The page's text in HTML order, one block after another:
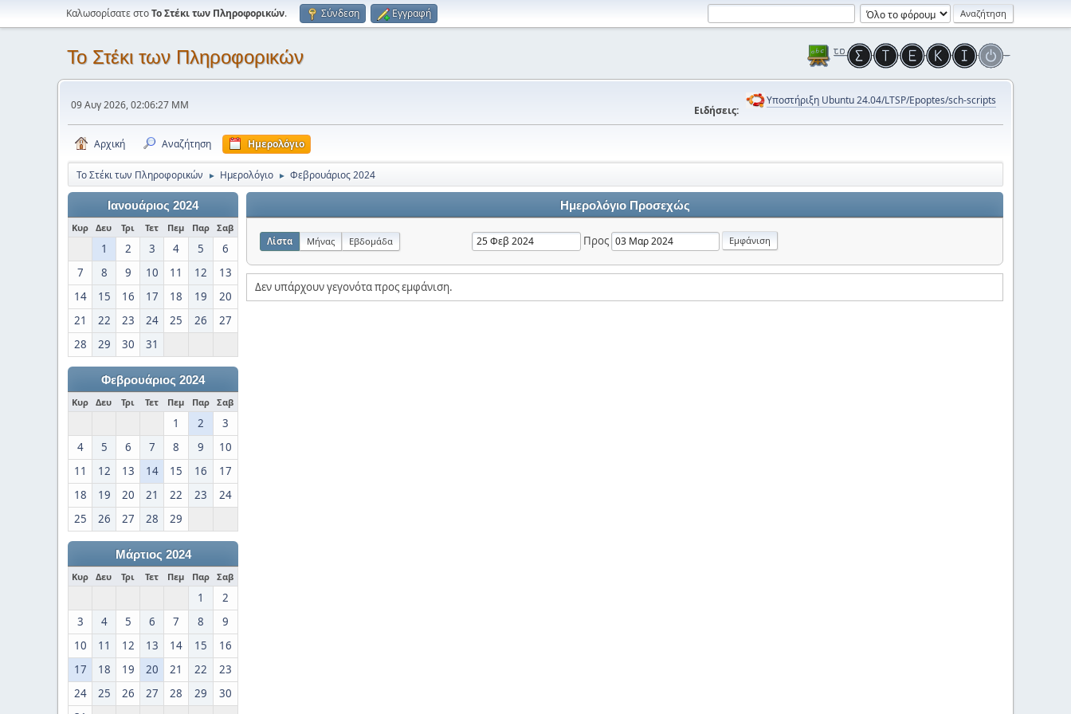
Καλωσορίσατε στοΤο Στέκι των Πληροφορικών. Σύνδεση Εγγραφή
Το Στέκι των Πληροφορικών
09 Αυγ 2026, 02:06:27 ΜΜ Ειδήσεις:
Υποστήριξη Ubuntu 24.04/LTSP/Epoptes/sch-scripts
Αρχική Αναζήτηση Ημερολόγιο
Το Στέκι των Πληροφορικών ► Ημερολόγιο ► Φεβρουάριος 2024
Ιανουάριος 2024
Κυρ Δευ Τρι Τετ Πεμ Παρ Σαβ
1 2 3 4 5
6
7
8 9 10 11 12
13
14
15 16 17 18 19
20
21
22 23 24 25 26
27
28
29 30 31
Φεβρουάριος 2024
Κυρ Δευ Τρι Τετ Πεμ Παρ Σαβ
1 2
3
4
5 6 7 8 9
10
11
12 13 14 15 16
17
18
19 20 21 22 23
24
25
26 27 28 29
Μάρτιος 2024
Κυρ Δευ Τρι Τετ Πεμ Παρ Σαβ
1
2
3
4 5 6 7 8
9
10
11 12 13 14 15
16
17
18 19 20 21 22
23
24
25 26 27 28 29
30
Ημερολόγιο Προσεχώς
Λίστα Μήνας Εβδομάδα Προς
Δεν υπάρχουν γεγονότα προς εμφάνιση.